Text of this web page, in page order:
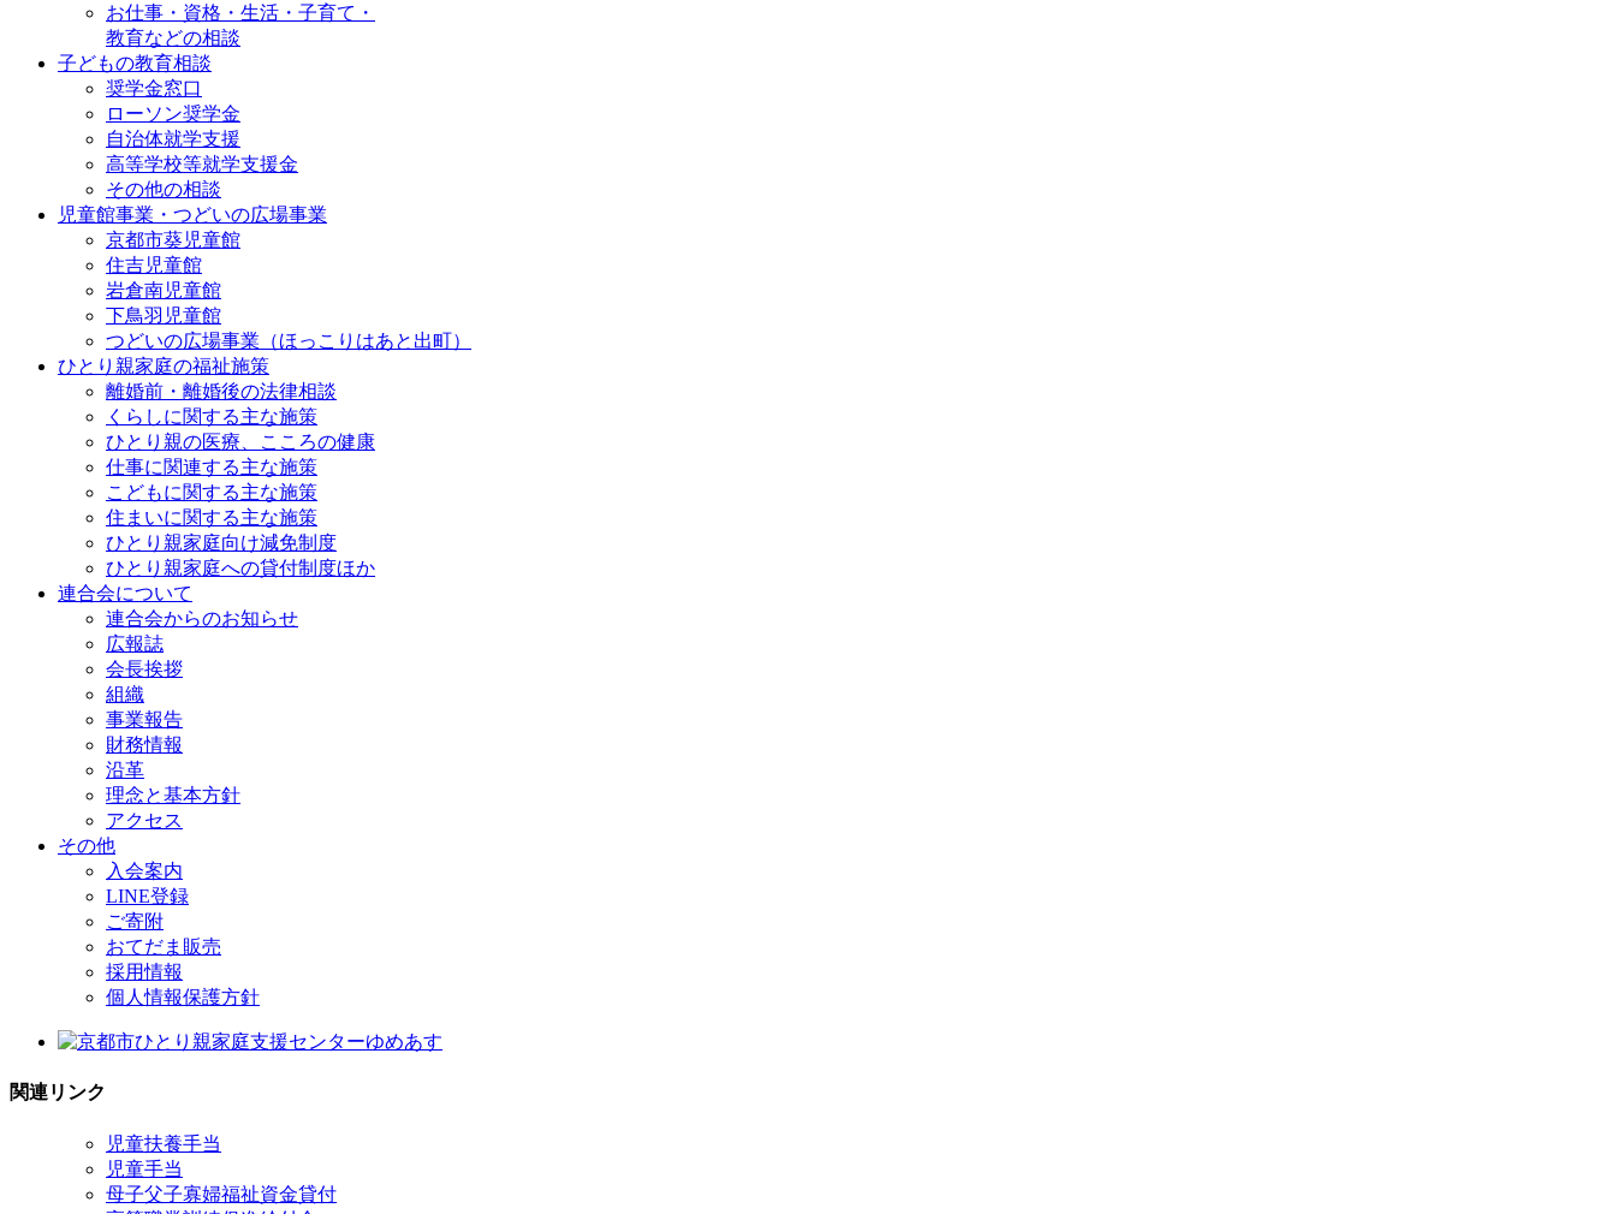
お仕事・資格・生活・子育て・
教育などの相談
子どもの教育相談
奨学金窓口
ローソン奨学金
自治体就学支援
高等学校等就学支援金
その他の相談
児童館事業・つどいの広場事業
京都市葵児童館
住吉児童館
岩倉南児童館
下鳥羽児童館
つどいの広場事業（ほっこりはあと出町）
ひとり親家庭の福祉施策
離婚前・離婚後の法律相談
くらしに関する主な施策
ひとり親の医療、こころの健康
仕事に関連する主な施策
こどもに関する主な施策
住まいに関する主な施策
ひとり親家庭向け減免制度
ひとり親家庭への貸付制度ほか
連合会について
連合会からのお知らせ
広報誌
会長挨拶
組織
事業報告
財務情報
沿革
理念と基本方針
アクセス
その他
入会案内
LINE登録
ご寄附
おてだま販売
採用情報
個人情報保護方針
関連リンク
児童扶養手当
児童手当
母子父子寡婦福祉資金貸付